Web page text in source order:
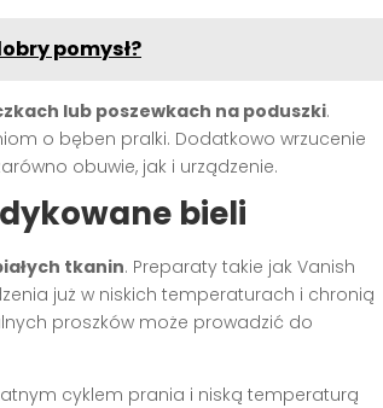
pomysł?
lub poszewkach na poduszki.
o bęben pralki. Dodatkowo wrzucenie
obuwie, jak i urządzenie.
bieli
tkanin. Preparaty takie jak Vanish
już w niskich temperaturach i chronią
proszków może prowadzić do
cyklem prania i niską temperaturą